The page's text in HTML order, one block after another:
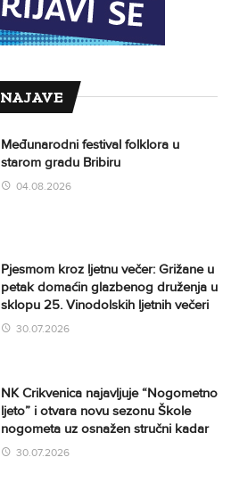
NAJAVE
Međunarodni festival folklora u
starom gradu Bribiru
04.08.2026
Pjesmom kroz ljetnu večer: Grižane u
petak domaćin glazbenog druženja u
sklopu 25. Vinodolskih ljetnih večeri
30.07.2026
NK Crikvenica najavljuje “Nogometno
ljeto” i otvara novu sezonu Škole
nogometa uz osnažen stručni kadar
30.07.2026